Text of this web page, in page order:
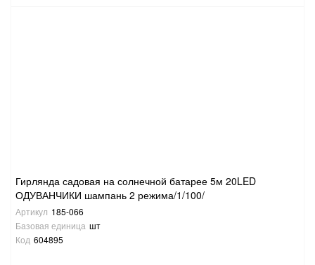
Гирлянда садовая на солнечной батарее 5м 20LED
ОДУВАНЧИКИ шампань 2 режима/1/100/
Артикул 185-066
Базовая единица шт
Код 604895